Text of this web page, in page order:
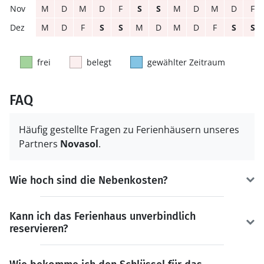
M
D M D F S S M D M D
F
M
D F S S M D M D F S S
frei belegt gewählter Zeitraum
FAQ
Häufig gestellte Fragen zu Ferienhäusern unseres
Partners Novasol.
Wie hoch sind die Nebenkosten?
Kann ich das Ferienhaus unverbindlich
reservieren?